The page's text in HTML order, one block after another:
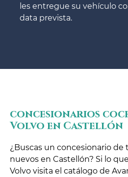
les entregue su vehículo
data prevista.
concesionarios
Volvo en Castellón
¿Buscas un concesionario de
nuevos en Castellón? Si lo
Volvo visita el catálogo de